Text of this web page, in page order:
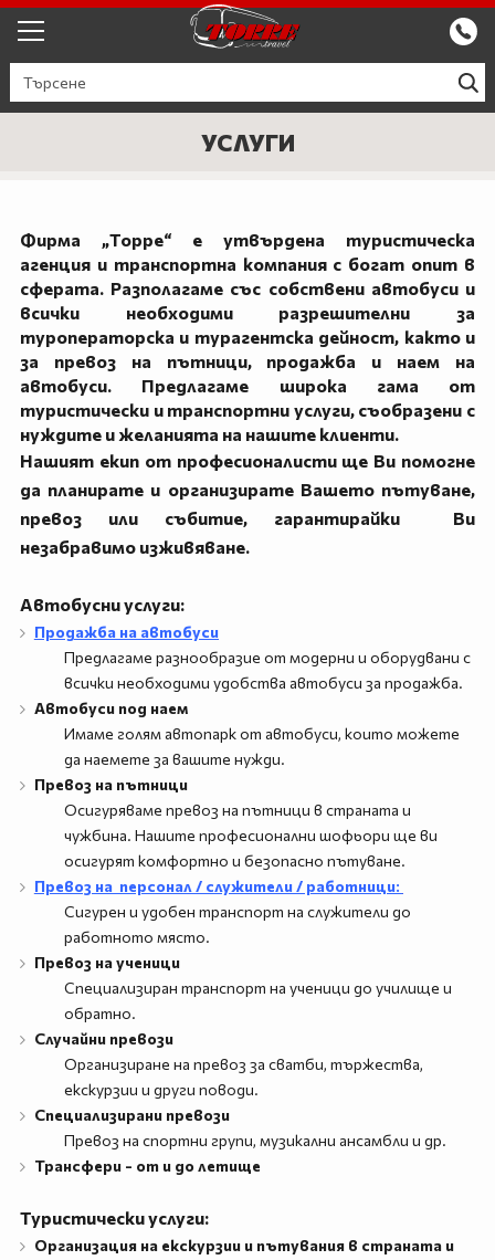
ЕКСКУРЗИИ ОТ ПЛОВДИВ
ЕВРОПА
ГЪРЦИЯ
ТУРЦИЯ
СЕПТЕМВРИЙСКИ ПРАЗНИЦИ
ПОЧИВКИ В ТУРЦИЯ 2026
Айвалък
Кушадасъ
Бодрум
Анталия
ЕКЗОТИКА
САМОЛЕТНИ ПРОГРАМИ
ОЩЕ
Документи
Контакти
За нас
Подаръчен ваучер
Услуги
Продажба на автобуси
Екскурзии
Подарък ваучер
0888 200 860 Запитване
ПОСЛЕДВАЙТЕ НИ
УСЛУГИ
Фирма „Торре“ е утвърдена туристическа
агенция и транспортна компания с богат опит в
сферата. Разполагаме със собствени автобуси и
всички необходими разрешителни за
туроператорска и турагентска дейност, както и
за превоз на пътници, продажба и наем на
автобуси. Предлагаме широка гама от
туристически и транспортни услуги, съобразени с
нуждите и желанията на нашите клиенти.
Нашият екип от професионалисти ще Ви помогне
да планирате и организирате Вашето пътуване,
превоз или събитие, гарантирайки Ви
незабравимо изживяване.
Автобусни услуги:
Продажба на автобуси
Предлагаме разнообразие от модерни и оборудвани с
всички необходими удобства автобуси за продажба.
Автобуси под наем
Имаме голям автопарк от автобуси, които можете
да наемете за вашите нужди.
Превоз на пътници
Осигуряваме превоз на пътници в страната и
чужбина. Нашите професионални шофьори ще ви
осигурят комфортно и безопасно пътуване.
Превоз на персонал / служители / работници:
Сигурен и удобен транспорт на служители до
работното място.
Превоз на ученици
Специализиран транспорт на ученици до училище и
обратно.
Случайни превози
Организиране на превоз за сватби, тържества,
екскурзии и други поводи.
Специализирани превози
Превоз на спортни групи, музикални ансамбли и др.
Трансфери - от и до летище
Туристически услуги:
Организация на екскурзии и пътувания в страната и